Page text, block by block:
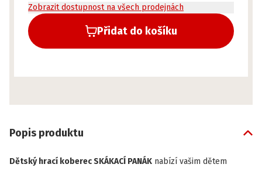
Přidat do košíku
Zobrazit dostupnost na všech prodejnách
Popis produktu
Dětský hrací koberec SKÁKACÍ PANÁK nabízí vašim dětem